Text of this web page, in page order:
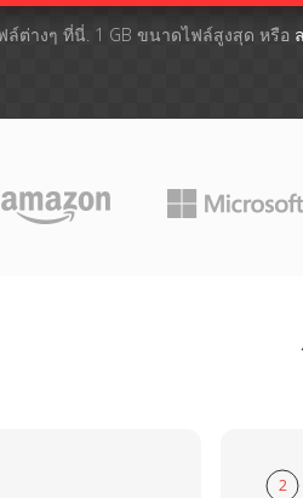
ล์ต่างๆ​ ที่นี่. 1 GB ขนาดไฟล์สูงสุด หรือ
2